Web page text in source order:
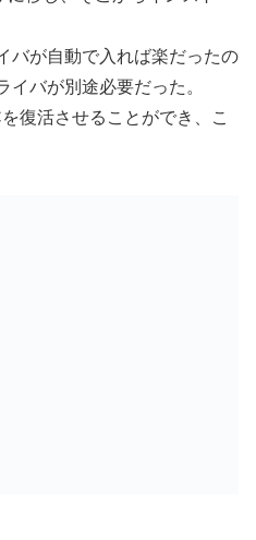
バが自動で入れば楽だったの
イバが別途必要だった。
復活させることができ、こ